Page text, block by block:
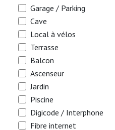
Garage / Parking
Cave
Local à vélos
Terrasse
Balcon
Ascenseur
Jardin
Piscine
Digicode / Interphone
Fibre internet